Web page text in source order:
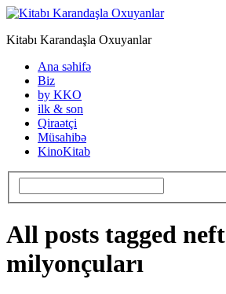
Kitabı Karandaşla Oxuyanlar
Ana səhifə
Biz
by KKO
ilk & son
Qiraətçi
Müsahibə
KinoKitab
All posts tagged neft
milyonçuları